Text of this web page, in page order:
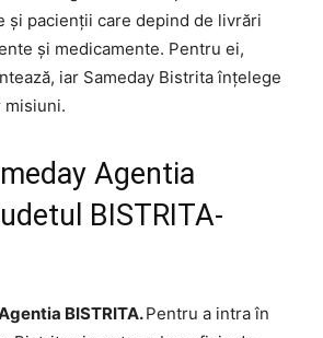
și pacienții care depind de livrări
și medicamente. Pentru ei,
iar Sameday Bistrita înțelege
misiuni.
Agentia
BISTRITA-
BISTRITA.Pentru a intra în